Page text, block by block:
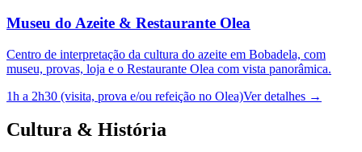
Museu do Azeite & Restaurante Olea
Centro de interpretação da cultura do azeite em Bobadela, com
museu, provas, loja e o Restaurante Olea com vista panorâmica.
1h a 2h30 (visita, prova e/ou refeição no Olea)Ver detalhes →
Cultura & História